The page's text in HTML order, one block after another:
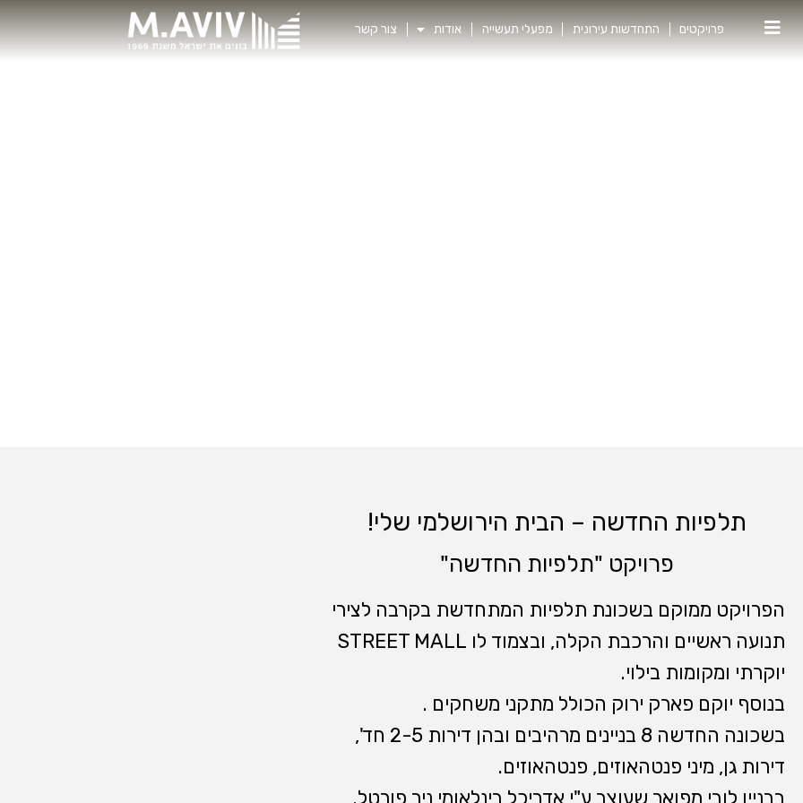
פרויקטים התחדשות עירונית מפעלי תעשייה אודות צור קשר
תלפיות החדשה – הבית הירושלמי שלי!
פרויקט "תלפיות החדשה"
הפרויקט ממוקם בשכונת תלפיות המתחדשת בקרבה לצירי
תנועה ראשיים והרכבת הקלה, ובצמוד לו STREET MALL
יוקרתי ומקומות בילוי.
בנוסף יוקם פארק ירוק הכולל מתקני משחקים .
בשכונה החדשה 8 בניינים מרהיבים ובהן דירות 2-5 חד',
דירות גן, מיני פנטהאוזים, פנטהאוזים.